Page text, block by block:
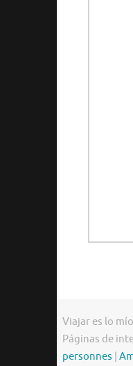
Viajar es lo
Páginas de
personnes